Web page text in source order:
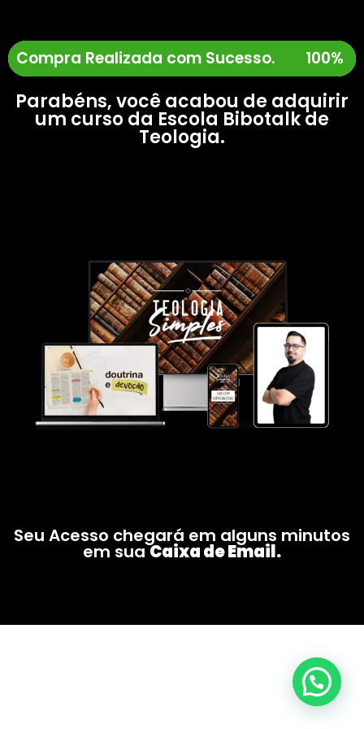
Compra Realizada com Sucesso. 100%
Parabéns, você acabou de adquirir
um curso da Escola Bibotalk de
Teologia.
Seu Acesso chegará em alguns minutos
em suaCaixa de Email.